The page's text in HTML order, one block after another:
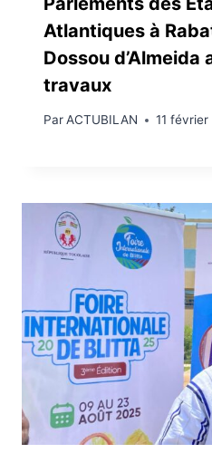
Atlantiques à
Dossou
travaux
ParACTUBILAN 11